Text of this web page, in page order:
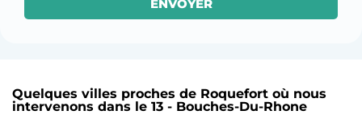
ENVOYER
Quelques villes proches de Roquefort où nous
intervenons dans le 13 - Bouches-Du-Rhone